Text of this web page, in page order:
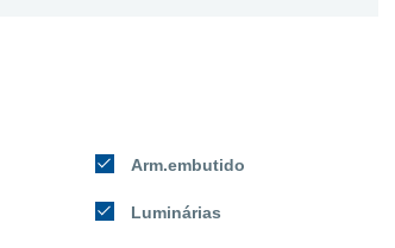
Arm.embutido
Luminárias